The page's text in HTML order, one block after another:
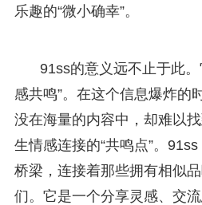
乐趣的“微小确幸”。
91ss的意义远不止于此
感共鸣”。在这个信息爆炸的
没在海量的内容中，却难以
生情感连接的“共鸣点”。
桥梁，连接着那些拥有相似
们。它是一个分享灵感、交